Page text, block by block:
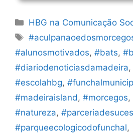
Categorias
HBG na Comunicação
Etiquetas
#alunosmotivados, #bats,
#diariodenoticiasdamadeira,
#escolahbg,
#madeiraisland , #morcegos,
#natureza,
#parqueecologicodofunchal,